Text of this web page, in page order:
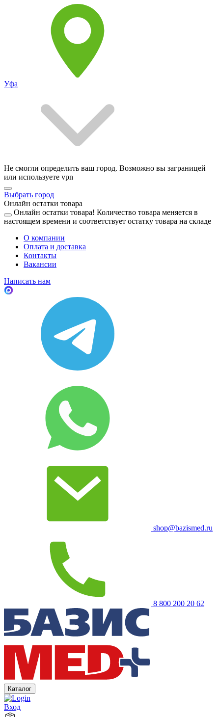
Уфа
Не смогли определить ваш город. Возможно вы заграницей
или используете vpn
Выбрать город
Онлайн остатки товара
Онлайн остатки товара! Количество товара меняется в
настоящем времени и соответствует остатку товара на складе
О компании
Оплата и доставка
Контакты
Вакансии
Написать нам
shop@bazismed.ru
8 800 200 20 62
Каталог
Вход